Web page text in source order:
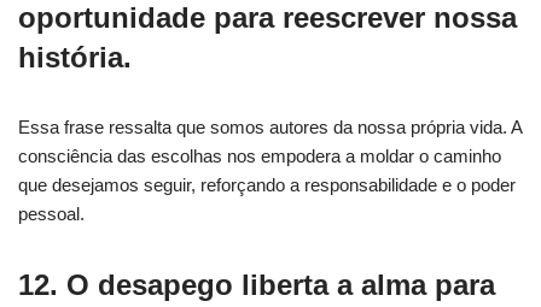
oportunidade para reescrever nossa
história.
Essa frase ressalta que somos autores da nossa própria vida. A
consciência das escolhas nos empodera a moldar o caminho
que desejamos seguir, reforçando a responsabilidade e o poder
pessoal.
12. O desapego liberta a alma para